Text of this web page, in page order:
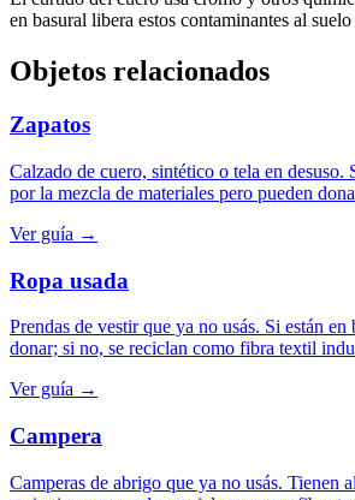
en basural libera estos contaminantes al
Objetos relacionados
Zapatos
Calzado de cuero, sintético o tela en
por la mezcla de materiales pero pueden
Ver guía →
Ropa usada
Prendas de vestir que ya no usás. Si están en
donar; si no, se reciclan como fibra textil
Ver guía →
Campera
Camperas de abrigo que ya no usás. Tienen